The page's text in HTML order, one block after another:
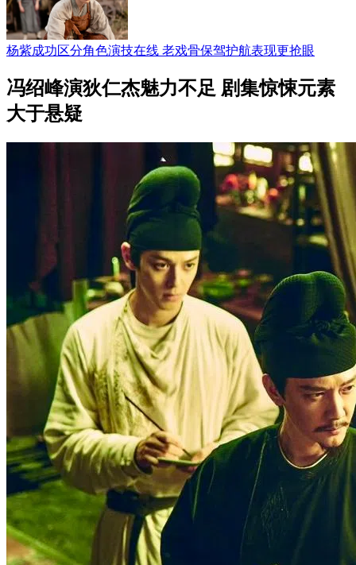
杨紫成功区分角色演技在线 老戏骨保驾护航表现更抢眼
冯绍峰演狄仁杰魅力不足 剧集惊悚元素
大于悬疑